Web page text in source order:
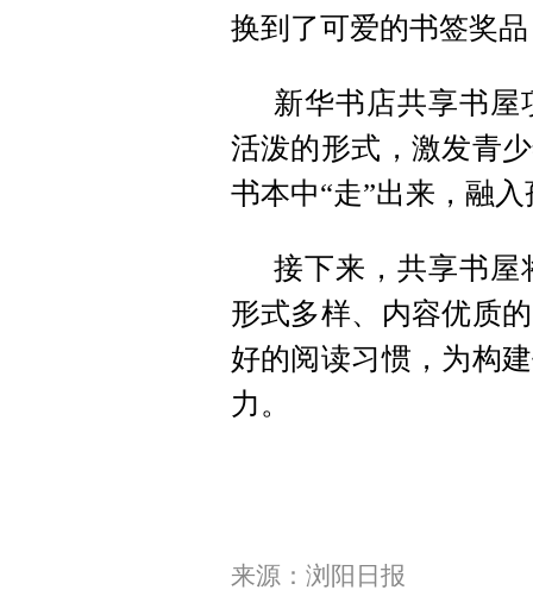
换到了可爱的书签奖品
新华书店共享书
活泼的形式，激发青
书本中“走”出来，融
接下来，共享书屋
形式多样、内容优质
好的阅读习惯，为构
力。
来源：浏阳日报